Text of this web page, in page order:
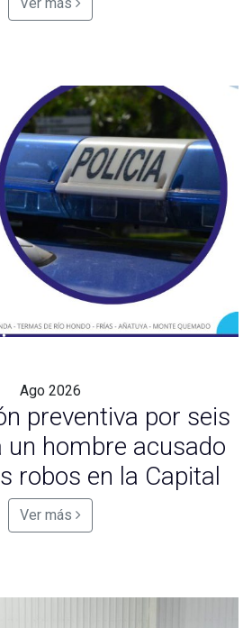
Ago 2026
preventiva por seis
un hombre acusado
robos en la Capital
Ver más